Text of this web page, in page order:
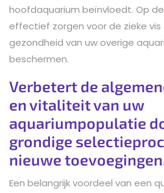
hoofdaquarium beïnvloedt. Op
effectief zorgen voor de zieke
gezondheid van uw overige
beschermen.
Verbetert de
en vitaliteit van uw
aquariumpopulatie
grondige
nieuwe
Een belangrijk voordeel van een